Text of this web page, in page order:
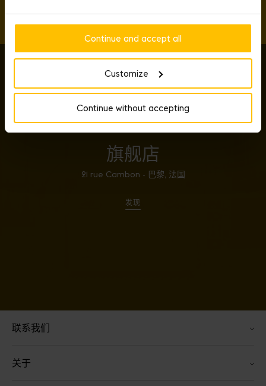
Continue and accept all
Customize
Continue without accepting
我可以随时在我的个人资料中更改我的选择。
旗舰店
21 rue Cambon - 巴黎, 法国
发现
联系我们
关于